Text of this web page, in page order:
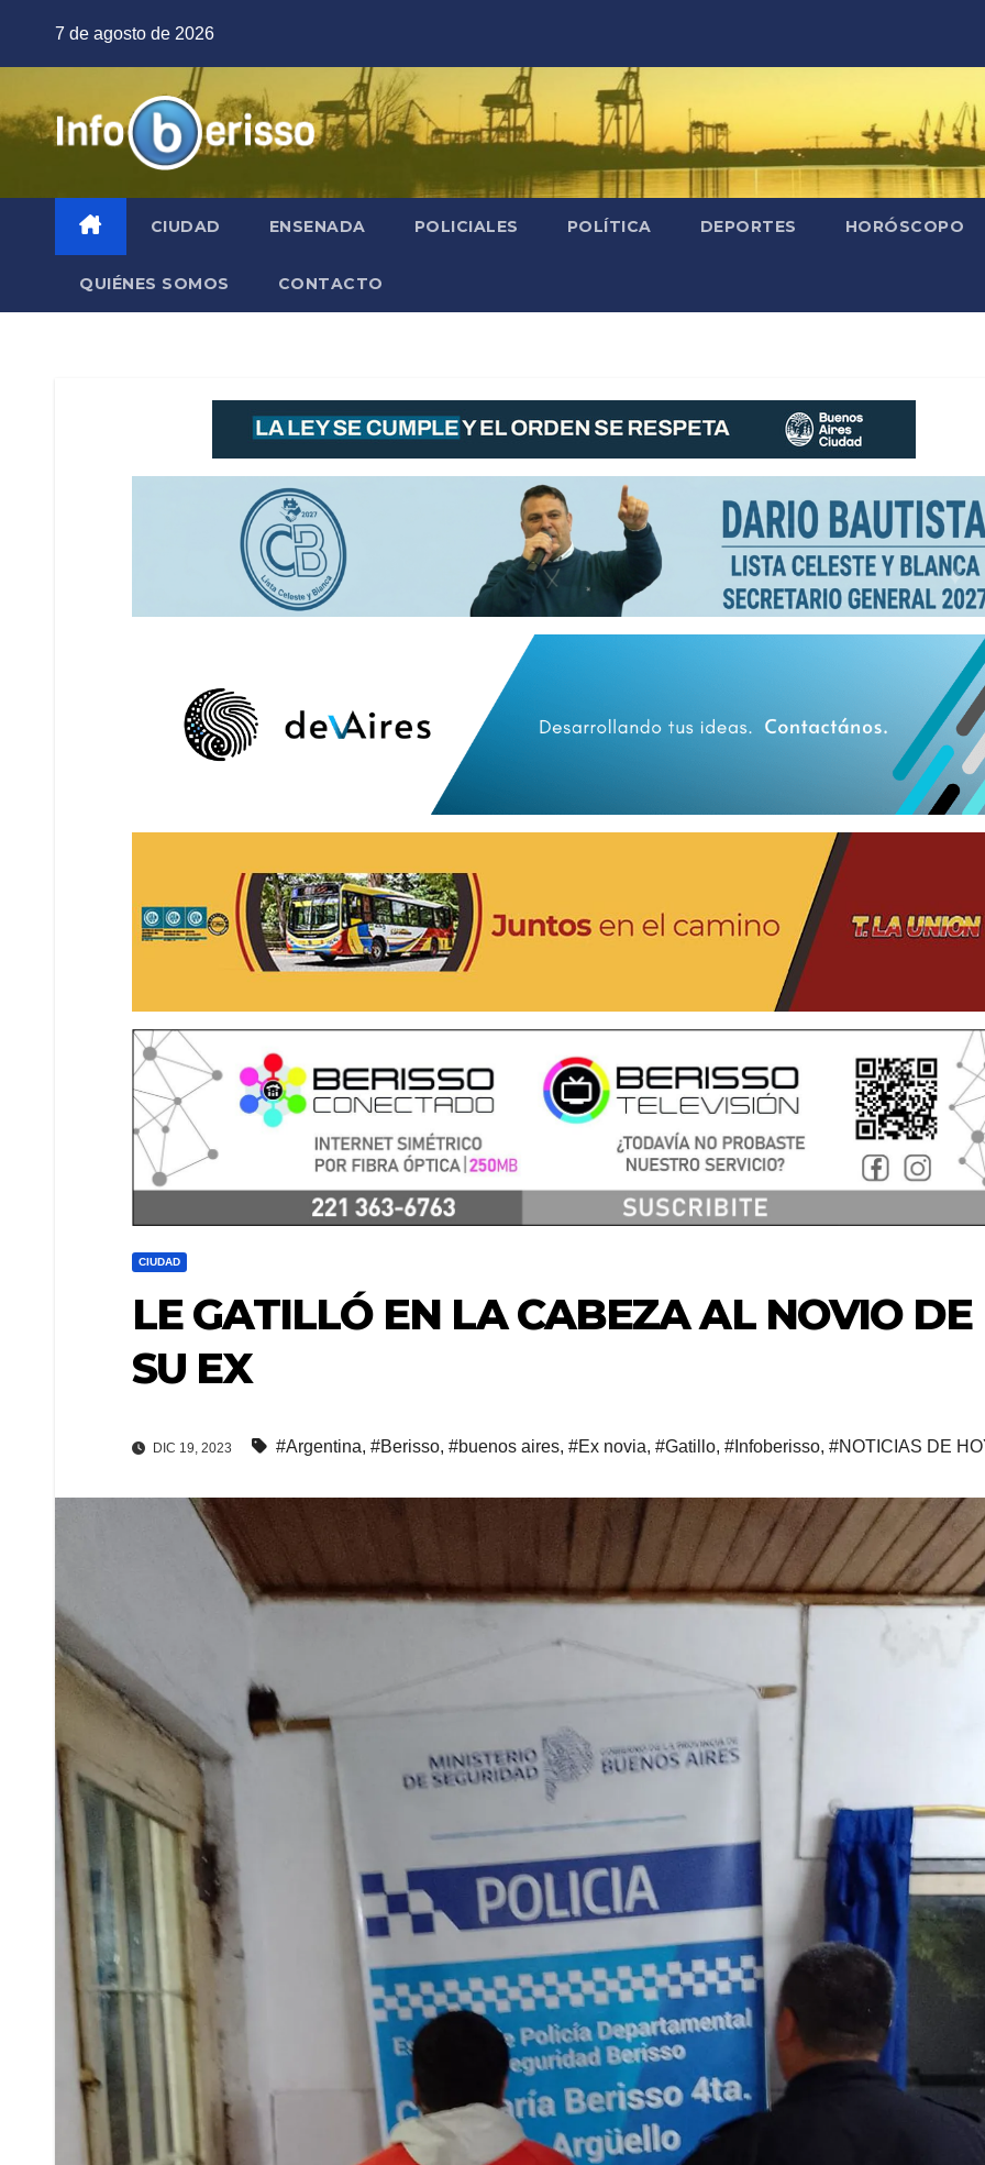
7 de agosto de 2026
CIUDAD ENSENADA POLICIALES POLÍTICA DEPORTES HORÓSCOPO
QUIÉNES SOMOS CONTACTO
CIUDAD
LE GATILLÓ EN LA CABEZA AL NOVIO DE
SU EX
DIC 19, 2023 #Argentina, #Berisso, #buenos aires, #Ex novia, #Gatillo, #Infoberisso, #NOTICIAS DE